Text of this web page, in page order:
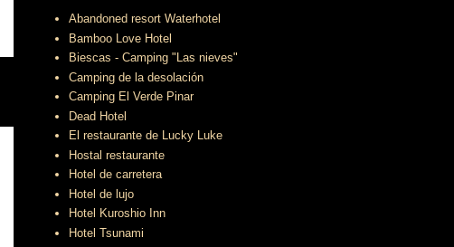
Abandoned resort Waterhotel
Bamboo Love Hotel
Biescas - Camping "Las nieves"
Camping de la desolación
Camping El Verde Pinar
Dead Hotel
El restaurante de Lucky Luke
Hostal restaurante
Hotel de carretera
Hotel de lujo
Hotel Kuroshio Inn
Hotel Tsunami